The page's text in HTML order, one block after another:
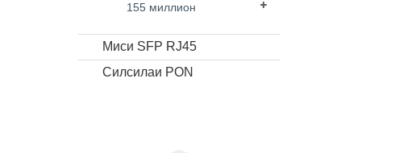
155 миллион
Миси SFP RJ45
Силсилаи PON